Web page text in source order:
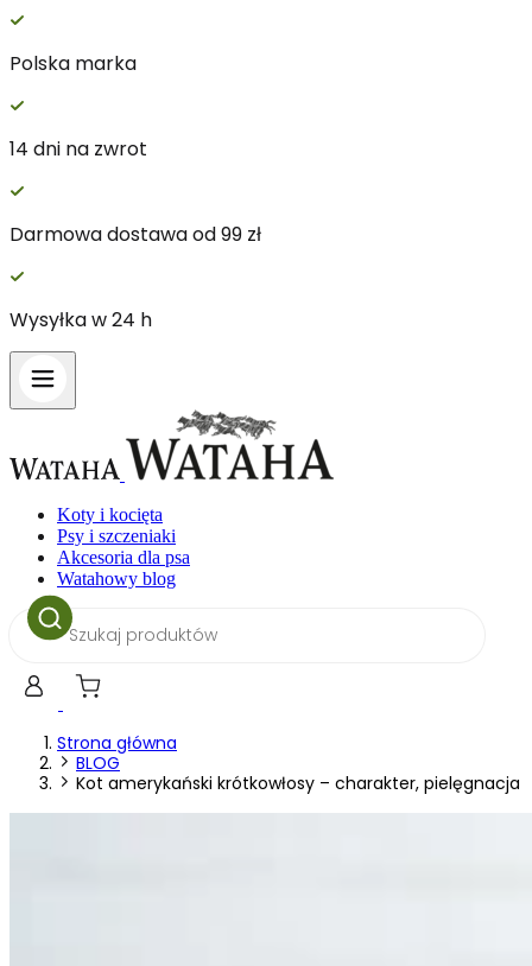
Polska marka
14 dni na zwrot
Darmowa dostawa od 99 zł
Wysyłka w 24 h
Koty i kocięta
Psy i szczeniaki
Akcesoria dla psa
Watahowy blog
Wyszukiwarka
produktów
Strona główna
BLOG
Kot amerykański krótkowłosy – charakter, pielęgnacja